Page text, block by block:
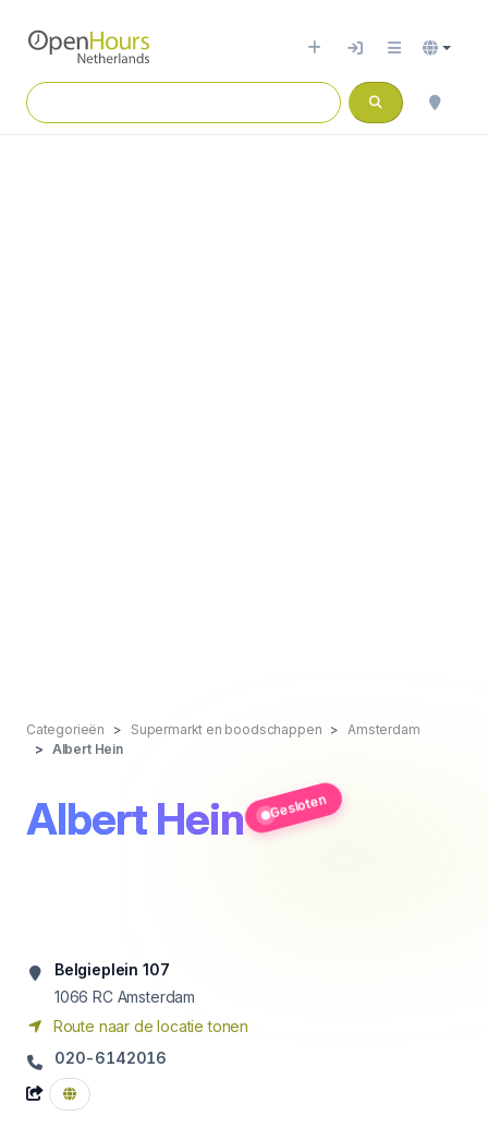
Categorieën Supermarkt en boodschappen
Amsterdam
Albert Hein
Albert Hein Gesloten
Belgieplein 107
1066 RC Amsterdam
Route naar de locatie tonen
020-6142016